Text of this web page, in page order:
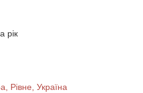
рік
Рівне, Україна